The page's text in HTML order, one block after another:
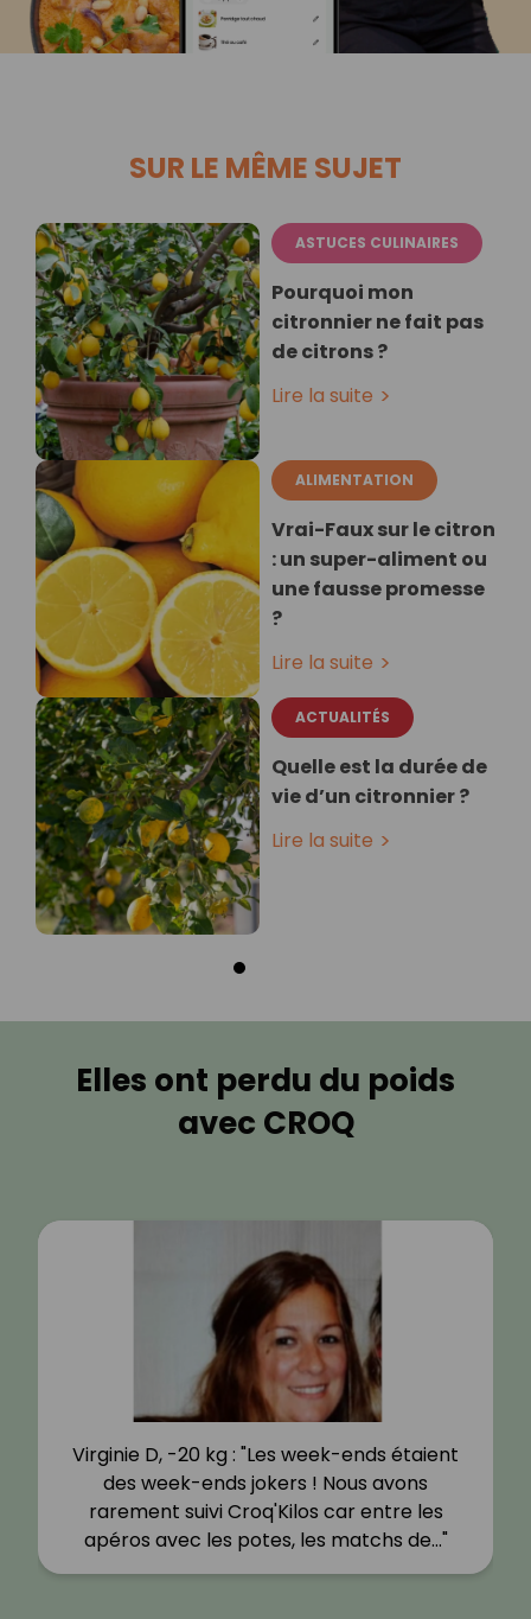
SUR LE MÊME SUJET
ASTUCES CULINAIRES
Pourquoi mon
citronnier ne fait pas
de citrons ?
Lire la suite
ALIMENTATION
Vrai-Faux sur le citron
: un super-aliment ou
une fausse promesse
?
Lire la suite
ACTUALITÉS
Quelle est la durée de
vie d’un citronnier ?
Lire la suite
Elles ont perdu du poids
avec CROQ
Virginie D, -20 kg : "Les week-ends étaient
des week-ends jokers ! Nous avons
rarement suivi Croq'Kilos car entre les
apéros avec les potes, les matchs de…"